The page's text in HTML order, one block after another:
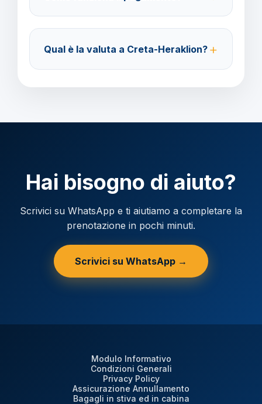
Acconto del 40% alla prenotazione, saldo 30 giorni
prima della partenza.
Qual è la valuta a Creta-Heraklion?
Hai bisogno di aiuto?
Scrivici su WhatsApp e ti aiutiamo a completare la
prenotazione in pochi minuti.
Scrivici su WhatsApp →
Modulo Informativo
Condizioni Generali
Privacy Policy
Assicurazione Annullamento
Bagagli in stiva ed in cabina